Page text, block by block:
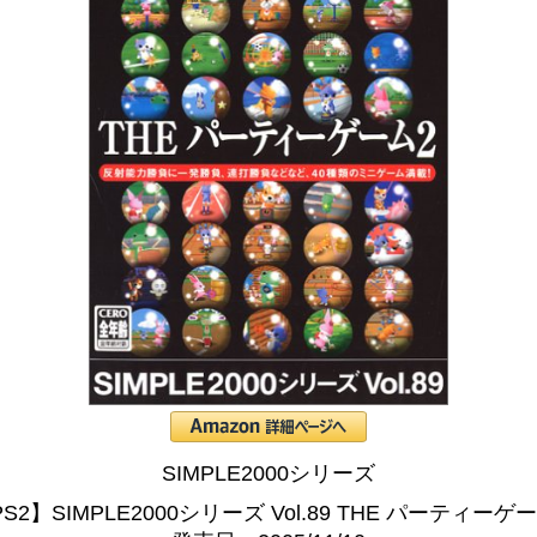
SIMPLE2000シリーズ
】SIMPLE2000シリーズ Vol.89 THE パーティーゲ